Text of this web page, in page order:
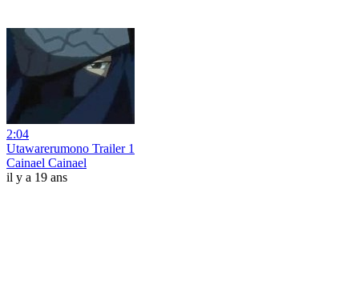
2:04
Utawarerumono Trailer 1
Cainael Cainael
il y a 19 ans